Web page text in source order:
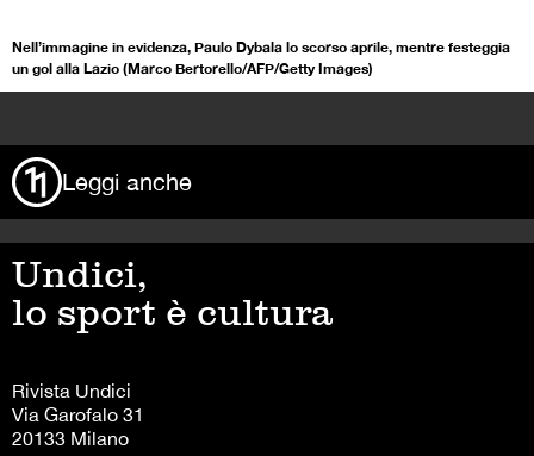
Nell’immagine in evidenza, Paulo Dybala lo scorso aprile, mentre festeggia
un gol alla Lazio (Marco Bertorello/AFP/Getty Images)
Leggi anche
Undici,
lo sport è cultura
Rivista Undici
Via Garofalo 31
20133 Milano